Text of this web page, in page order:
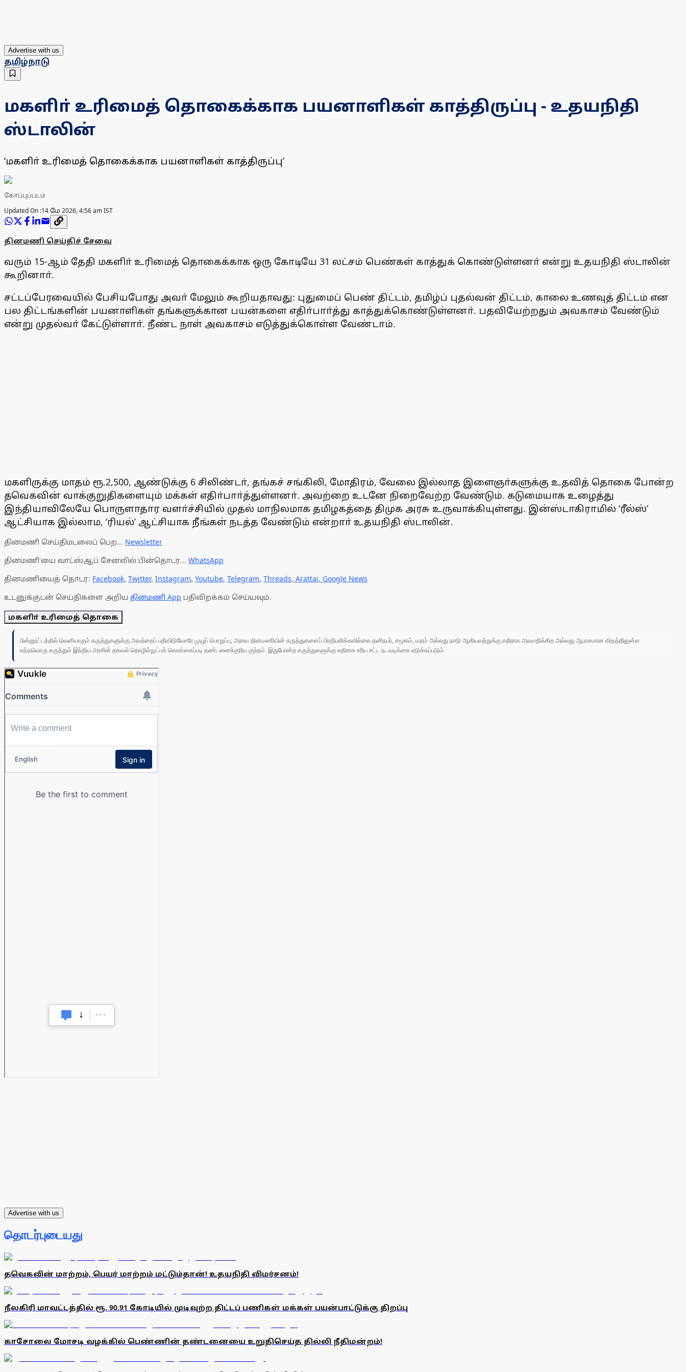
Advertise with us
தமிழ்நாடு
மகளிா் உரிமைத் தொகைக்காக பயனாளிகள் காத்திருப்பு - உதயநிதி
ஸ்டாலின்
‘மகளிா் உரிமைத் தொகைக்காக பயனாளிகள் காத்திருப்பு’
கோப்புப்படம்
Updated On :14 மே 2026, 4:56 am IST
தினமணி செய்திச் சேவை
வரும் 15-ஆம் தேதி மகளிா் உரிமைத் தொகைக்காக ஒரு கோடியே 31 லட்சம் பெண்கள் காத்துக் கொண்டுள்ளனா் என்று உதயநிதி ஸ்டாலின்
கூறினாா்.
சட்டப்பேரவையில் பேசியபோது அவா் மேலும் கூறியதாவது: புதுமைப் பெண் திட்டம், தமிழ்ப் புதல்வன் திட்டம், காலை உணவுத் திட்டம் என
பல திட்டங்களின் பயனாளிகள் தங்களுக்கான பயன்களை எதிா்பாா்த்து காத்துக்கொண்டுள்ளனா். பதவியேற்றதும் அவகாசம் வேண்டும்
என்று முதல்வா் கேட்டுள்ளாா். நீண்ட நாள் அவகாசம் எடுத்துக்கொள்ள வேண்டாம்.
மகளிருக்கு மாதம் ரூ.2,500, ஆண்டுக்கு 6 சிலிண்டா், தங்கச் சங்கிலி, மோதிரம், வேலை இல்லாத இளைஞா்களுக்கு உதவித் தொகை போன்ற
தவெகவின் வாக்குறுதிகளையும் மக்கள் எதிா்பாா்த்துள்ளனா். அவற்றை உடனே நிறைவேற்ற வேண்டும். கடுமையாக உழைத்து
இந்தியாவிலேயே பொருளாதார வளா்ச்சியில் முதல் மாநிலமாக தமிழகத்தை திமுக அரசு உருவாக்கியுள்ளது. இன்ஸ்டாகிராமில் ‘ரீல்ஸ்’
ஆட்சியாக இல்லாம, ‘ரியல்’ ஆட்சியாக நீங்கள் நடத்த வேண்டும் என்றாா் உதயநிதி ஸ்டாலின்.
தினமணி செய்திமடலைப் பெற... Newsletter
தினமணி'யை வாட்ஸ்ஆப் சேனலில் பின்தொடர... WhatsApp
தினமணியைத் தொடர: Facebook, Twitter, Instagram, Youtube, Telegram, Threads, Arattai, Google News
உடனுக்குடன் செய்திகளை அறிய தினமணி App பதிவிறக்கம் செய்யவும்.
மகளிா் உரிமைத் தொகை
பின்னூட்டத்தில் வெளியாகும் கருத்துகளுக்கு அவற்றைப் பதிவிடுவோரே முழுப் பொறுப்பு; அவை தினமணியின் கருத்துகளைப் பிரதிபலிக்கவில்லை.தனிநபர், சமூகம், மதம் அல்லது நாடு ஆகியவற்றுக்கு எதிராக அவமதிக்கிற அல்லது ஆபாசமான விதத்திலுள்ள
எந்தவொரு கருத்தும் இந்திய அரசின் தகவல் தொழில்நுட்பக் கொள்கைப்படி தண்டனைக்குரிய குற்றம். இதுபோன்ற கருத்துகளுக்கு எதிராக உரிய சட்ட நடவடிக்கை எடுக்கப்படும்.
Advertise with us
தொடர்புடையது
தவெகவின் மாற்றம், பெயர் மாற்றம் மட்டும்தான்! உதயநிதி விமர்சனம்!
நீலகிரி மாவட்டத்தில் ரூ. 90.91 கோடியில் முடிவுற்ற திட்டப் பணிகள் மக்கள் பயன்பாட்டுக்கு திறப்பு
காசோலை மோசடி வழக்கில் பெண்ணின் தண்டனையை உறுதிசெய்த தில்லி நீதிமன்றம்!